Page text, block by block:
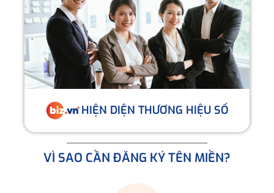
HIỆN DIỆN THƯƠNG HIỆU SỐ
VÌ SAO CẦN ĐĂNG KÝ TÊN MIỀN?